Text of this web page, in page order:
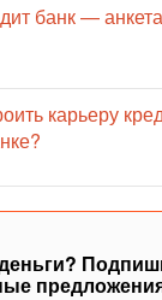
банк —
карьеру